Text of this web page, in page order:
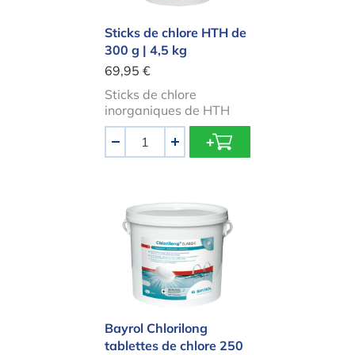
Sticks de chlore HTH de
300 g | 4,5 kg
69,95 €
Sticks de chlore
inorganiques de HTH
Quantité
+
Bayrol Chlorilong tablettes de
Bayrol Chlorilong
tablettes de chlore 250